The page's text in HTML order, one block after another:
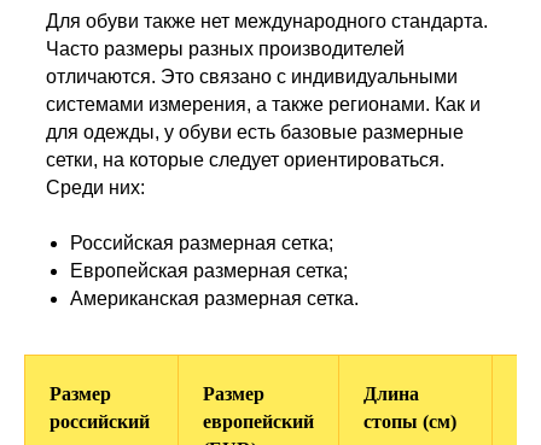
Для обуви также нет международного стандарта.
Часто размеры разных производителей
отличаются. Это связано с индивидуальными
системами измерения, а также регионами. Как и
для одежды, у обуви есть базовые размерные
сетки, на которые следует ориентироваться.
Среди них:
Российская размерная сетка;
Европейская размерная сетка;
Американская размерная сетка.
Размер
российский
Размер
европейский
Длина
стопы (см)